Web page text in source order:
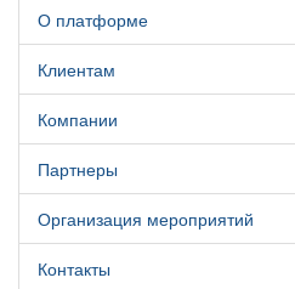
О платформе
Клиентам
Компании
Партнеры
Организация мероприятий
Контакты